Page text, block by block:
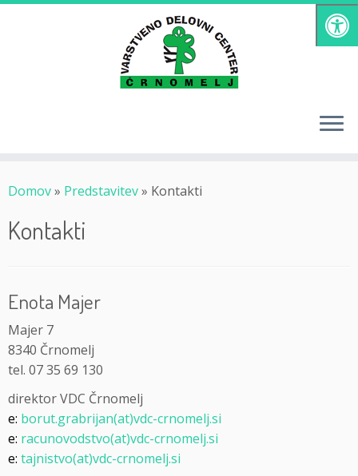
Skoči
Domov» Predstavitev» Kontakti
Kontakti
Enota Majer
Majer 7
8340 Črnomelj
tel. 07 35 69 130
direktor VDC Črnomelj
e: borut.grabrijan(at)vdc-crnomelj.si
e: racunovodstvo(at)vdc-crnomelj.si
e: tajnistvo(at)vdc-crnomelj.si